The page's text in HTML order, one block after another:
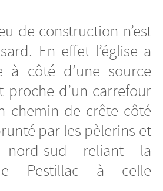
de construction n’est
En effet l’église a
à côté d’une source
proche d’un carrefour
chemin de crête côté
par les pèlerins et
sud reliant la
Pestillac à celle